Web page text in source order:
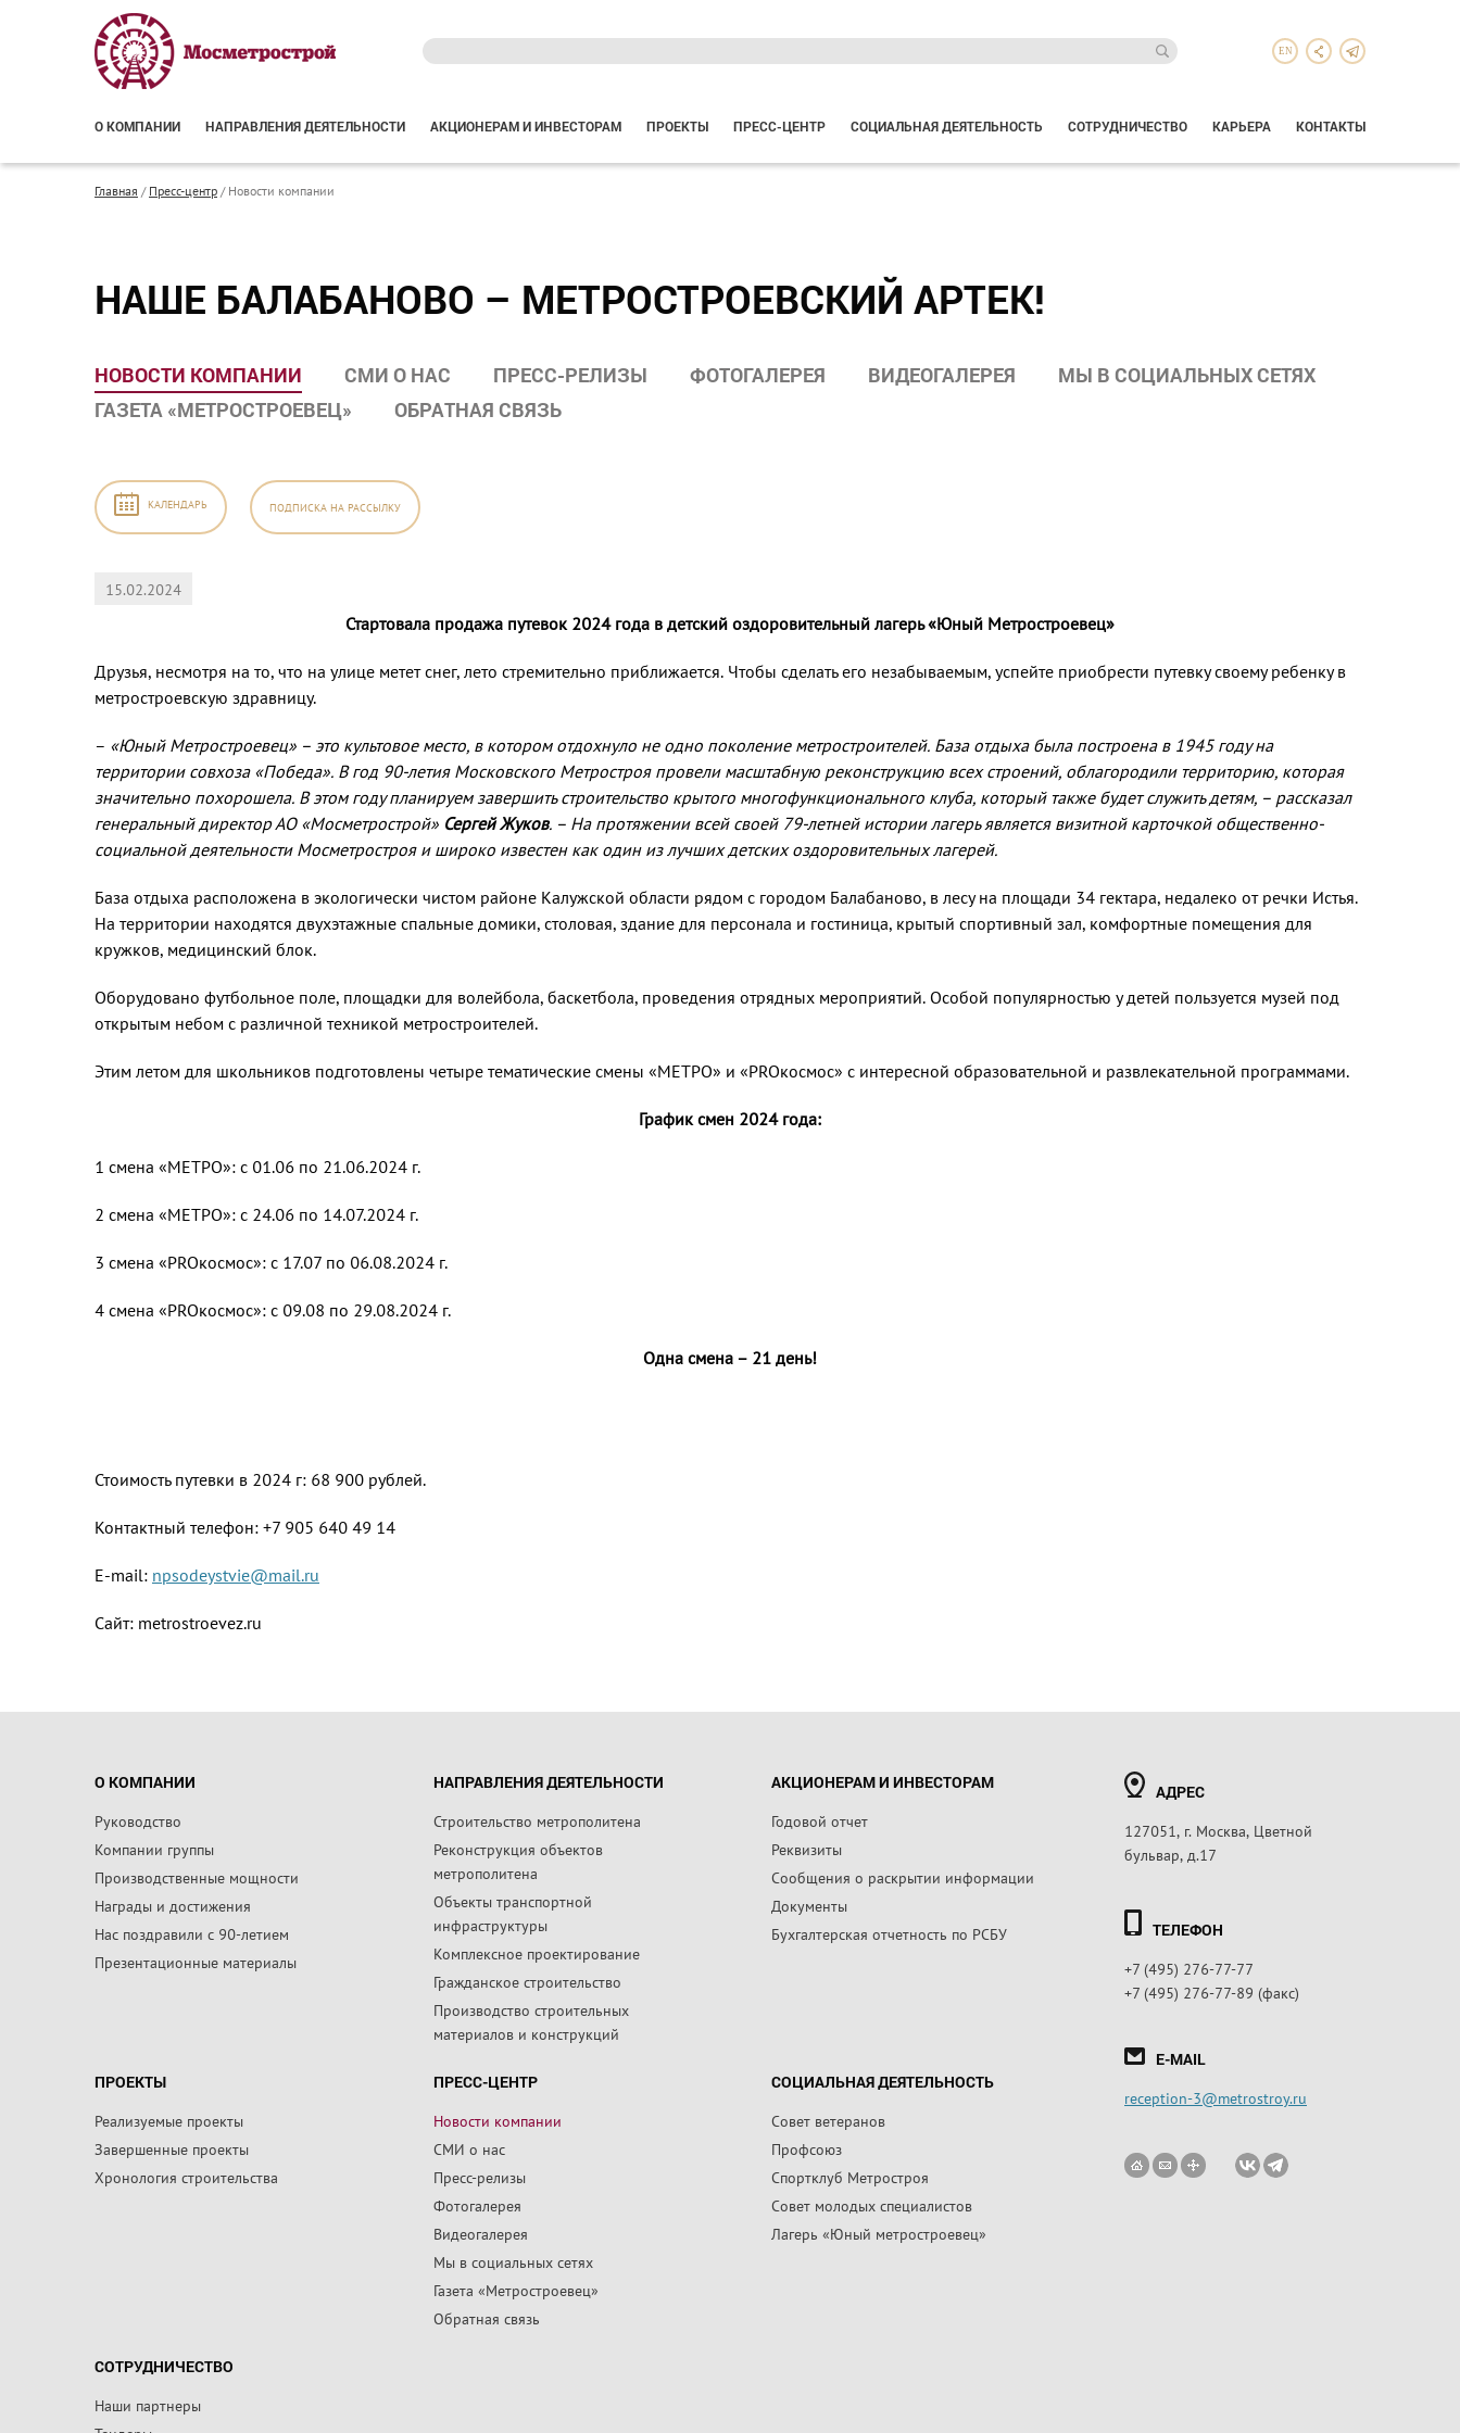
EN
О КОМПАНИИ НАПРАВЛЕНИЯ ДЕЯТЕЛЬНОСТИ АКЦИОНЕРАМ И ИНВЕСТОРАМ ПРОЕКТЫ ПРЕСС-ЦЕНТР СОЦИАЛЬНАЯ ДЕЯТЕЛЬНОСТЬ СОТРУДНИЧЕСТВО КАРЬЕРА КОНТАКТЫ
Главная / Пресс-центр /Новости компании
НАШЕ БАЛАБАНОВО – МЕТРОСТРОЕВСКИЙ АРТЕК!
НОВОСТИ КОМПАНИИ СМИ О НАС ПРЕСС-РЕЛИЗЫ ФОТОГАЛЕРЕЯ ВИДЕОГАЛЕРЕЯ
МЫ В СОЦИАЛЬНЫХ СЕТЯХ
ГАЗЕТА «МЕТРОСТРОЕВЕЦ»
ОБРАТНАЯ СВЯЗЬ
КАЛЕНДАРЬ ПОДПИСКА НА РАССЫЛКУ
15.02.2024
Стартовала продажа путевок 2024 года в детский оздоровительный лагерь «Юный Метростроевец»
Друзья, несмотря на то, что на улице метет снег, лето стремительно приближается. Чтобы сделать его незабываемым, успейте приобрести путевку своему ребенку в
метростроевскую здравницу.
– «Юный Метростроевец» – это культовое место, в котором отдохнуло не одно поколение метростроителей. База отдыха была построена в 1945 году на
территории совхоза «Победа». В год 90-летия Московского Метростроя провели масштабную реконструкцию всех строений, облагородили территорию, которая
значительно похорошела. В этом году планируем завершить строительство крытого многофункционального клуба, который также будет служить детям, – рассказал
генеральный директор АО «Мосметрострой» Сергей Жуков. – На протяжении всей своей 79-летней истории лагерь является визитной карточкой общественно-
социальной деятельности Мосметростроя и широко известен как один из лучших детских оздоровительных лагерей.
База отдыха расположена в экологически чистом районе Калужской области рядом с городом Балабаново, в лесу на площади 34 гектара, недалеко от речки Истья.
На территории находятся двухэтажные спальные домики, столовая, здание для персонала и гостиница, крытый спортивный зал, комфортные помещения для
кружков, медицинский блок.
Оборудовано футбольное поле, площадки для волейбола, баскетбола, проведения отрядных мероприятий. Особой популярностью у детей пользуется музей под
открытым небом с различной техникой метростроителей.
Этим летом для школьников подготовлены четыре тематические смены «МЕТРО» и «PROкосмос» с интересной образовательной и развлекательной программами.
График смен 2024 года:
1 смена «МЕТРО»: с 01.06 по 21.06.2024 г.
2 смена «МЕТРО»: с 24.06 по 14.07.2024 г.
3 смена «PROкосмос»: с 17.07 по 06.08.2024 г.
4 смена «PROкосмос»: с 09.08 по 29.08.2024 г.
Одна смена – 21 день!
Стоимость путевки в 2024 г: 68 900 рублей.
Контактный телефон: +7 905 640 49 14
E-mail: npsodeystvie@mail.ru
Сайт: metrostroevez.ru
О КОМПАНИИ
Руководство
Компании группы
Производственные мощности
Награды и достижения
Нас поздравили с 90-летием
Презентационные материалы
НАПРАВЛЕНИЯ ДЕЯТЕЛЬНОСТИ
Строительство метрополитена
Реконструкция объектов
метрополитена
Объекты транспортной
инфраструктуры
Комплексное проектирование
Гражданское строительство
Производство строительных
материалов и конструкций
АКЦИОНЕРАМ И ИНВЕСТОРАМ
Годовой отчет
Реквизиты
Сообщения о раскрытии информации
Документы
Бухгалтерская отчетность по РСБУ
ПРОЕКТЫ
Реализуемые проекты
Завершенные проекты
Хронология строительства
ПРЕСС-ЦЕНТР
Новости компании
СМИ о нас
Пресс-релизы
Фотогалерея
Видеогалерея
Мы в социальных сетях
Газета «Метростроевец»
Обратная связь
СОЦИАЛЬНАЯ ДЕЯТЕЛЬНОСТЬ
Совет ветеранов
Профсоюз
Спортклуб Метростроя
Совет молодых специалистов
Лагерь «Юный метростроевец»
СОТРУДНИЧЕСТВО
Наши партнеры
АДРЕС
127051, г. Москва, Цветной
бульвар, д.17
ТЕЛЕФОН
+7 (495) 276-77-77
+7 (495) 276-77-89 (факс)
E-MAIL
reception-3@metrostroy.ru